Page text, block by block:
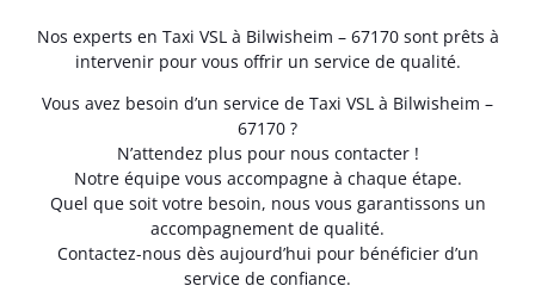
Nos experts en Taxi VSL à Bilwisheim – 67170 sont prêts à
intervenir pour vous offrir un service de qualité.
Vous avez besoin d’un service de Taxi VSL à Bilwisheim –
67170 ?
N’attendez plus pour nous contacter !
Notre équipe vous accompagne à chaque étape.
Quel que soit votre besoin, nous vous garantissons un
accompagnement de qualité.
Contactez-nous dès aujourd’hui pour bénéficier d’un
service de confiance.